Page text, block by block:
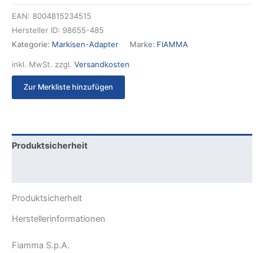
EAN: 8004815234515
Hersteller ID: 98655-485
Kategorie: Markisen-Adapter Marke: FIAMMA
inkl. MwSt. zzgl. Versandkosten
Zur Merkliste hinzufügen
Produktsicherheit
Produktsicherheit
Herstellerinformationen
Fiamma S.p.A.